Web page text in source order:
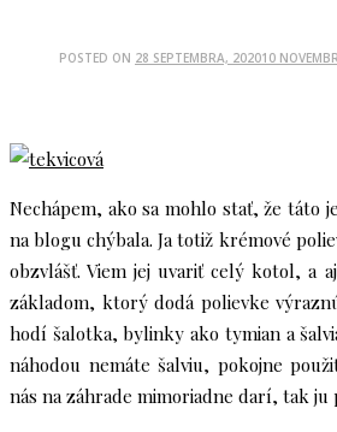
POSTED ON 28 SEPTEMBRA, 202010
Nechápem, ako sa mohlo stať, že táto
na blogu chýbala. Ja totiž krémové
obzvlášť. Viem jej uvariť celý kotol, a
základom, ktorý dodá polievke
hodí šalotka, bylinky ako tymian a
náhodou nemáte šalviu, pokojne
nás na záhrade mimoriadne darí, tak ju